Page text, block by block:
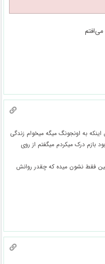
به اونجونگ میگه میخوام زندگی
درک میکردم میگفتم از روی
لین فقط نشون میده که چقدر روانش